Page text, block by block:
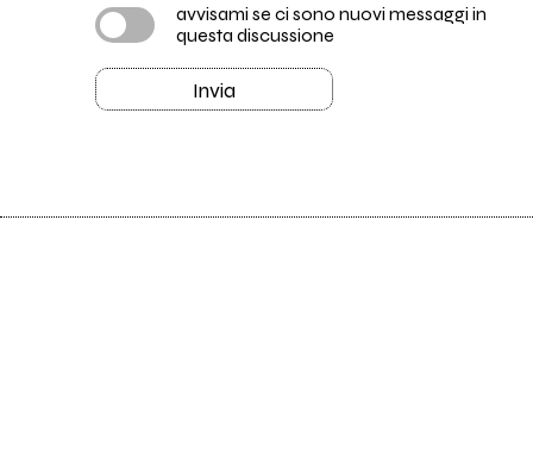
avvisami se ci sono nuovi messaggi in
questa discussione
Invia